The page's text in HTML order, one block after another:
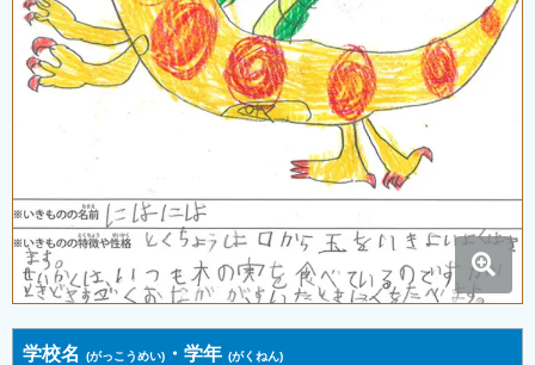
学校名 ・学年